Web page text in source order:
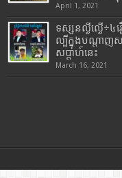
April 1, 2021
ទស្សនល្ងីល្ងើ÷
ល្បីក្នុងបណ្តាញស
សប្តាហ៍នេះ
March 16, 2021